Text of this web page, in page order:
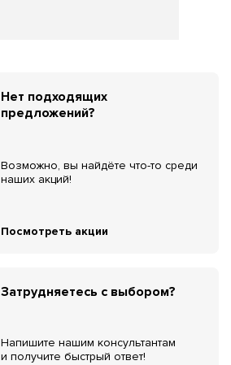
Нет подходящих
предложений?
Возможно, вы найдёте что-то среди
наших акций!
Посмотреть акции
Затрудняетесь с выбором?
Напишите нашим консультантам
и получите быстрый ответ!